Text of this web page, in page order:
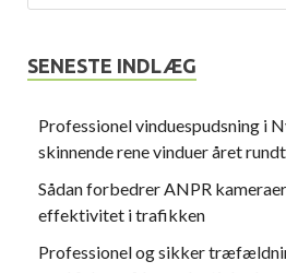
SENESTE INDLÆG
Professionel vinduespudsning i
skinnende rene vinduer året rundt
Sådan forbedrer ANPR
effektivitet i trafikken
Professionel og sikker